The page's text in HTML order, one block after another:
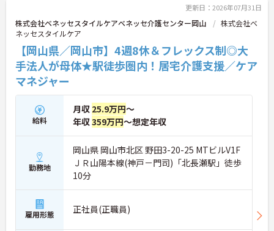
象となる年間3万円の医療費補助など大手ならでは
の圧倒的な福利厚生のもと、ケアマネジャーへのス
テップアップ等、介護のプロとして長期的なキャリ
アを築けます。
★おすすめPOINT★
【これまでの経験・専門性が正当に評価される環境
です】
・独自の社内資格「マジ神制度」があり、認定され
ると1資格につき月1万円（最大4万円）の手当が加
算されます。
・ケアマネジャーの受験料や対策講座、更新費用ま
で全額補助されるため、次のステップアップを自己
負担なく目指せます。
【最先端のDX導入で、身体的・精神的な負担を軽
・スマホ記録や睡眠センサーを活用したデータに基
づくケアにより、夜間巡視や申し送りなどの業務負
担を大きく軽減しています。
更新日：2026年07月31日
株式会社ベネッセスタイルケアベネッセ介護センター岡山
株式会社ベ
ネッセスタイルケア
【岡山県／岡山市】4週8休＆フレックス制◎大
手法人が母体★駅徒歩圏内！居宅介護支援／ケア
マネジャー
給料
月収 25.9万円～
年収359万円～想定年収
勤務地
岡山県 岡山市北区 野田3-20-25 MTビルV1F
ＪＲ山陽本線(神戸－門司)「北長瀬駅」徒歩
10分
雇用形態 正社員(正職員)